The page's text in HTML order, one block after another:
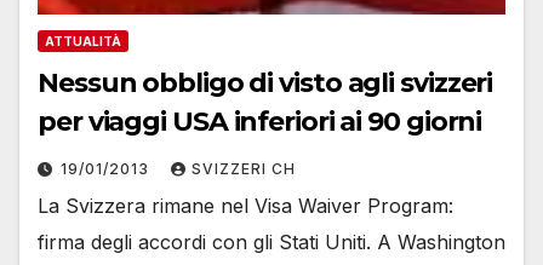
ATTUALITÀ
Nessun obbligo di visto agli svizzeri
per viaggi USA inferiori ai 90 giorni
19/01/2013 SVIZZERI CH
La Svizzera rimane nel Visa Waiver Program:
firma degli accordi con gli Stati Uniti. A Washington